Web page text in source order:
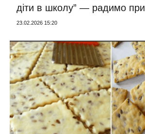
діти в школу” — радимо
23.02.2026 15:20